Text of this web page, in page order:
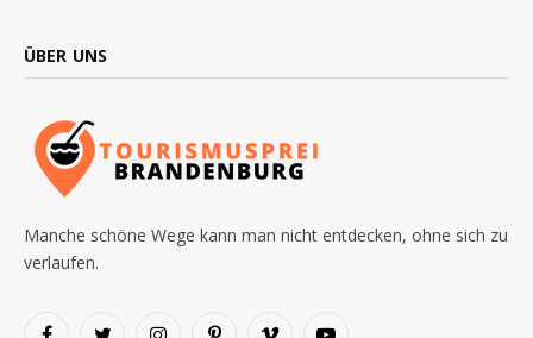
ÜBER UNS
Manche schöne Wege kann man nicht entdecken, ohne sich zu
verlaufen.